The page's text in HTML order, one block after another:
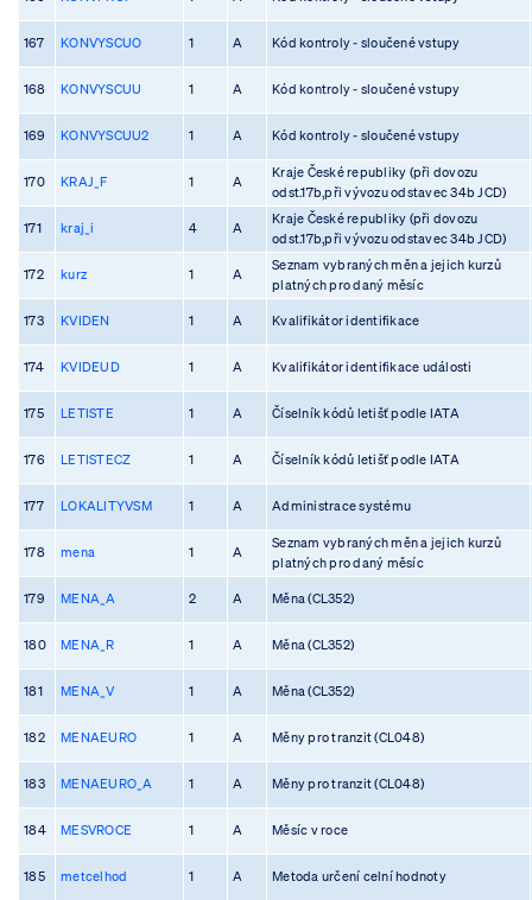
167 KONVYSCUO 1 A Kód kontroly - sloučené vstupy
168 KONVYSCUU 1 A Kód kontroly - sloučené vstupy
169 KONVYSCUU2 1 A Kód kontroly - sloučené vstupy
170 KRAJ_F 1 A
Kraje České republiky (při dovozu
odst.17b,při vývozu odstavec 34b JCD)
171 kraj_i 4 A
Kraje České republiky (při dovozu
odst.17b,při vývozu odstavec 34b JCD)
172 kurz 1 A
Seznam vybraných měn a jejich kurzů
platných pro daný měsíc
173 KVIDEN 1 A Kvalifikátor identifikace
174 KVIDEUD 1 A Kvalifikátor identifikace události
175 LETISTE 1 A Číselník kódů letišť podle IATA
176 LETISTECZ 1 A Číselník kódů letišť podle IATA
177 LOKALITYVSM 1 A Administrace systému
178 mena 1 A
Seznam vybraných měn a jejich kurzů
platných pro daný měsíc
179 MENA_A 2 A Měna (CL352)
180 MENA_R 1 A Měna (CL352)
181 MENA_V 1 A Měna (CL352)
182 MENAEURO 1 A Měny pro tranzit (CL048)
183 MENAEURO_A 1 A Měny pro tranzit (CL048)
184 MESVROCE 1 A Měsíc v roce
185 metcelhod 1 A Metoda určení celní hodnoty